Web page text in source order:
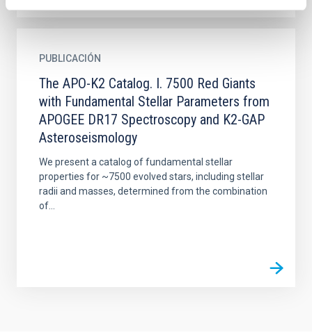
PUBLICACIÓN
The APO-K2 Catalog. I. 7500 Red Giants
with Fundamental Stellar Parameters from
APOGEE DR17 Spectroscopy and K2-GAP
Asteroseismology
We present a catalog of fundamental stellar
properties for ~7500 evolved stars, including stellar
radii and masses, determined from the combination
of...